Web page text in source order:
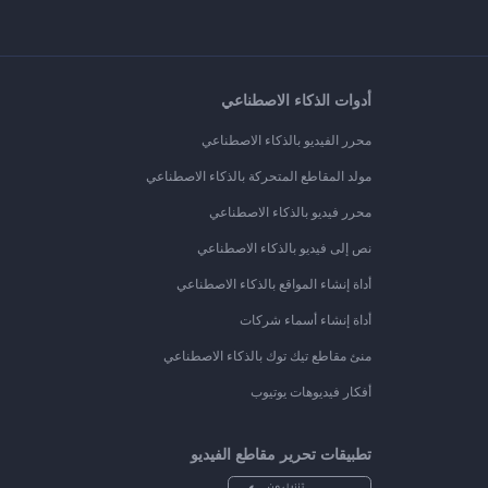
أدوات الذكاء الاصطناعي
محرر الفيديو بالذكاء الاصطناعي
مولد المقاطع المتحركة بالذكاء الاصطناعي
محرر فيديو بالذكاء الاصطناعي
نص إلى فيديو بالذكاء الاصطناعي
أداة إنشاء المواقع بالذكاء الاصطناعي
أداة إنشاء أسماء شركات
منئ مقاطع تيك توك بالذكاء الاصطناعي
أفكار فيديوهات يوتيوب
تطبيقات تحرير مقاطع الفيديو